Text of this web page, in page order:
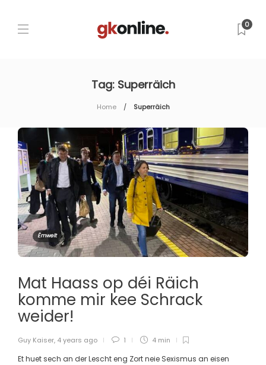
0
Tag: Superräich
Home Superräich
Ëmwelt
Mat Haass op déi Räich
komme mir kee Schrack
weider!
Guy Kaiser, 4 years ago 1 4 min
Et huet sech an der Lescht eng Zort neie Sexismus an eisen